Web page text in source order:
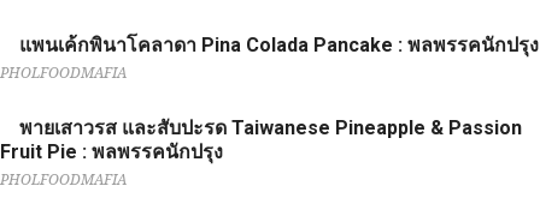
แพนเค้กพินาโคลาดา Pina Colada Pancake : พลพรรคนักปรุง
PHOLFOODMAFIA
พายเสาวรส และสับปะรด Taiwanese Pineapple & Passion
Fruit Pie : พลพรรคนักปรุง
PHOLFOODMAFIA